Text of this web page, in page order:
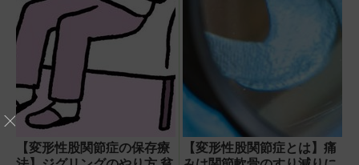
【変形性股関節症の保存療
【変形性股関節症とは】痛